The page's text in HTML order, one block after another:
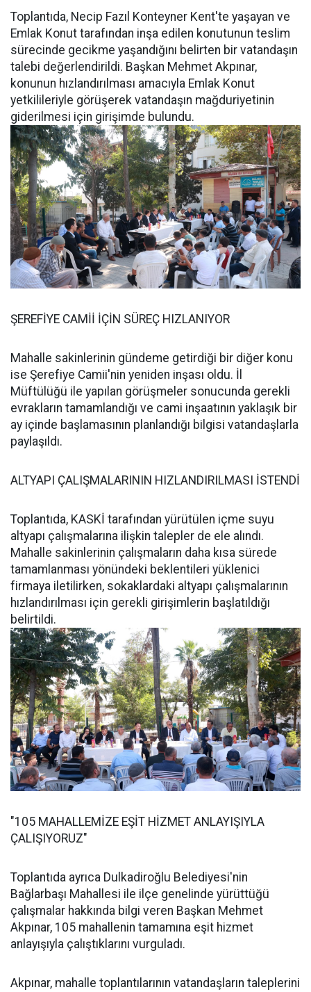
Toplantıda, Necip Fazıl Konteyner Kent'te yaşayan ve
Emlak Konut tarafından inşa edilen konutunun teslim
sürecinde gecikme yaşandığını belirten bir vatandaşın
talebi değerlendirildi. Başkan Mehmet Akpınar,
konunun hızlandırılması amacıyla Emlak Konut
yetkilileriyle görüşerek vatandaşın mağduriyetinin
giderilmesi için girişimde bulundu.
ŞEREFİYE CAMİİ İÇİN SÜREÇ HIZLANIYOR
Mahalle sakinlerinin gündeme getirdiği bir diğer konu
ise Şerefiye Camii'nin yeniden inşası oldu. İl
Müftülüğü ile yapılan görüşmeler sonucunda gerekli
evrakların tamamlandığı ve cami inşaatının yaklaşık bir
ay içinde başlamasının planlandığı bilgisi vatandaşlarla
paylaşıldı.
ALTYAPI ÇALIŞMALARININ HIZLANDIRILMASI İSTENDİ
Toplantıda, KASKİ tarafından yürütülen içme suyu
altyapı çalışmalarına ilişkin talepler de ele alındı.
Mahalle sakinlerinin çalışmaların daha kısa sürede
tamamlanması yönündeki beklentileri yüklenici
firmaya iletilirken, sokaklardaki altyapı çalışmalarının
hızlandırılması için gerekli girişimlerin başlatıldığı
belirtildi.
"105 MAHALLEMİZE EŞİT HİZMET ANLAYIŞIYLA
ÇALIŞIYORUZ"
Toplantıda ayrıca Dulkadiroğlu Belediyesi'nin
Bağlarbaşı Mahallesi ile ilçe genelinde yürüttüğü
çalışmalar hakkında bilgi veren Başkan Mehmet
Akpınar, 105 mahallenin tamamına eşit hizmet
anlayışıyla çalıştıklarını vurguladı.
Akpınar, mahalle toplantılarının vatandaşların taleplerini